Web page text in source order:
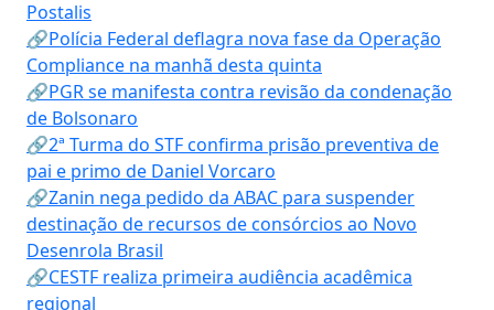
Postalis
🔗Polícia Federal deflagra nova fase da Operação
Compliance na manhã desta quinta
🔗PGR se manifesta contra revisão da condenação
de Bolsonaro
🔗2ª Turma do STF confirma prisão preventiva de
pai e primo de Daniel Vorcaro
🔗Zanin nega pedido da ABAC para suspender
destinação de recursos de consórcios ao Novo
Desenrola Brasil
🔗CESTF realiza primeira audiência acadêmica
regional